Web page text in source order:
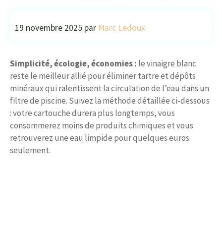
19 novembre 2025 par Marc Ledoux
Simplicité, écologie, économies : le vinaigre blanc
reste le meilleur allié pour éliminer tartre et dépôts
minéraux qui ralentissent la circulation de l’eau dans un
filtre de piscine. Suivez la méthode détaillée ci-dessous
: votre cartouche durera plus longtemps, vous
consommerez moins de produits chimiques et vous
retrouverez une eau limpide pour quelques euros
seulement.